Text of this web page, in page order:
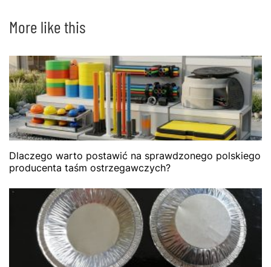
More like this
Dlaczego warto postawić na sprawdzonego polskiego
producenta taśm ostrzegawczych?